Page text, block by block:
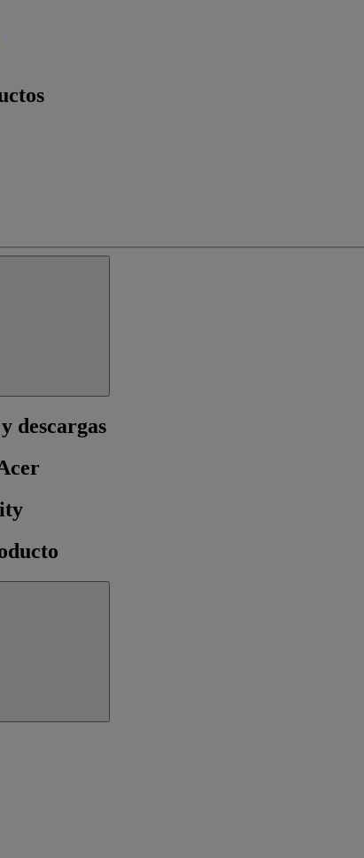
descargas